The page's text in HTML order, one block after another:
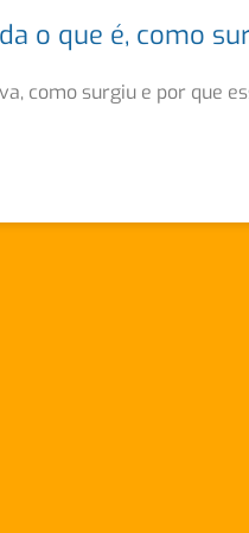
o que é, como
como surgiu e por que